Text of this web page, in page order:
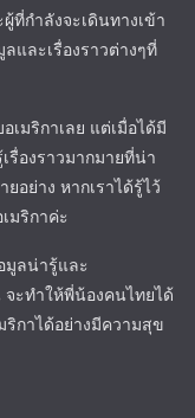
ที่กำลังจะเดินทางเข้า
และเรื่องราวต่างๆที่
เมริกาเลย แต่เมื่อได้มี
องราวมากมายที่น่า
อย่าง หากเราได้รู้ไว้
มริกาค่ะ
มูลน่ารู้และ
ะทำให้พี่น้องคนไทยได้
กาได้อย่างมีความสุข